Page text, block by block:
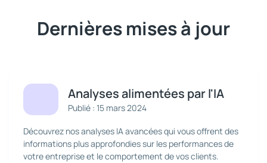
Dernières mises à jour
Analyses alimentées par l'IA
Publié : 15 mars 2024
Découvrez nos analyses IA avancées qui vous offrent des
informations plus approfondies sur les performances de
votre entreprise et le comportement de vos clients.